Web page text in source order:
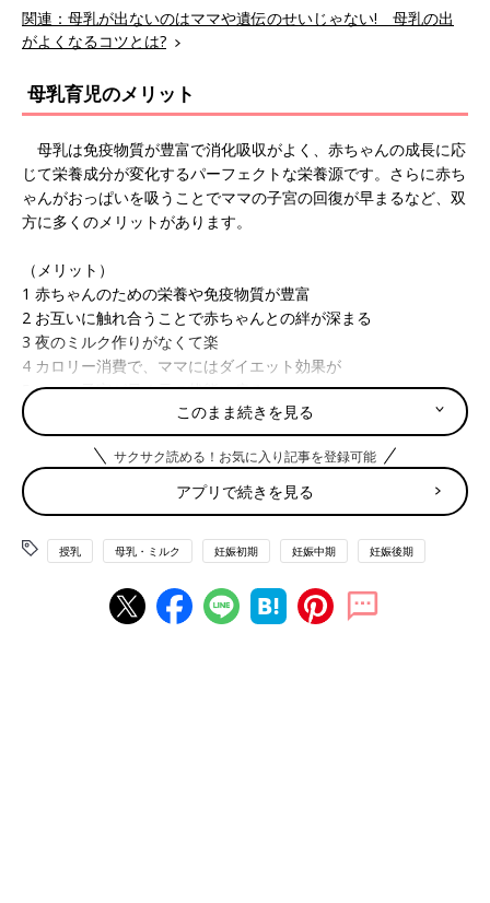
関連：母乳が出ないのはママや遺伝のせいじゃない! 母乳の出
がよくなるコツとは?
母乳育児のメリット
母乳は免疫物質が豊富で消化吸収がよく、赤ちゃんの成長に応
じて栄養成分が変化するパーフェクトな栄養源です。さらに赤ち
ゃんがおっぱいを吸うことでママの子宮の回復が早まるなど、双
方に多くのメリットがあります。
（メリット）
1 赤ちゃんのための栄養や免疫物質が豊富
2 お互いに触れ合うことで赤ちゃんとの絆が深まる
3 夜のミルク作りがなくて楽
4 カロリー消費で、ママにはダイエット効果が
5 ママの子宮が早く元の状態に戻る
どうして母乳が出るようになるの？
妊娠すると、ホルモンの働きによって乳腺が発達し、母乳の原料
となる血液がたくさん送りこまれます。そして出産までの間に出
せる状態まで準備が進みます。出産後に胎盤が体外に出ると急激
に母乳製造が加速し、赤ちゃんが吸えば出る状態に整います。た
だ、乳腺組織の量が少ない、乳頭がかたい場合、授乳
にいかないことも。
このまま続きを見る
サクサク読める！お気に入り記事を登録可能
アプリで続きを見る
授乳 母乳・ミルク 妊娠初期 妊娠中期 妊娠後期